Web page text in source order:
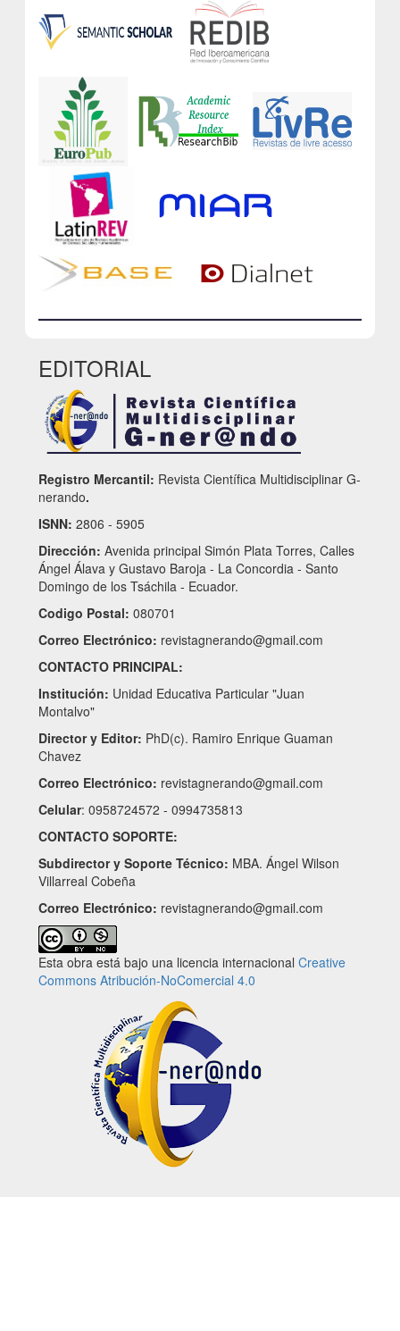
EDITORIAL
Registro Mercantil: Revista Científica Multidisciplinar G-
nerando.
ISNN: 2806 - 5905
Dirección: Avenida principal Simón Plata Torres, Calles
Ángel Álava y Gustavo Baroja - La Concordia - Santo
Domingo de los Tsáchila - Ecuador.
Codigo Postal: 080701
Correo Electrónico: revistagnerando@gmail.com
CONTACTO PRINCIPAL:
Institución: Unidad Educativa Particular "Juan
Montalvo"
Director y Editor: PhD(c). Ramiro Enrique Guaman
Chavez
Correo Electrónico: revistagnerando@gmail.com
Celular: 0958724572 - 0994735813
CONTACTO SOPORTE:
Subdirector y Soporte Técnico: MBA. Ángel Wilson
Villarreal Cobeña
Correo Electrónico: revistagnerando@gmail.com
Esta obra está bajo una licencia internacional Creative
Commons Atribución-NoComercial 4.0